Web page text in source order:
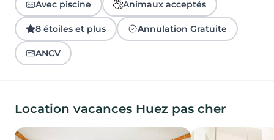
Avec piscine Animaux acceptés
8 étoiles et plus Annulation Gratuite
ANCV
Location vacances Huez pas cher